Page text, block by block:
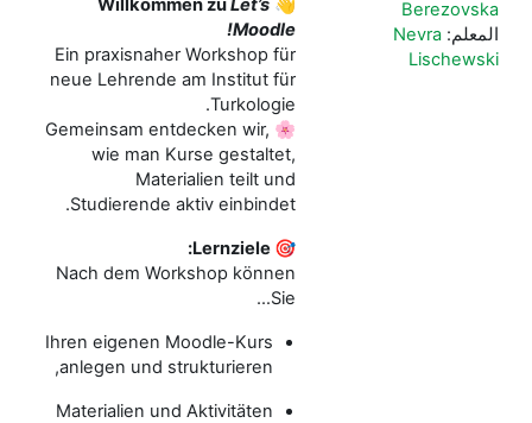
👋
Willkommen zuLet’s
Moodle!
Ein praxisnaher Workshop für
neue Lehrende am Institut für
Turkologie.
🌸 Gemeinsam entdecken wir,
wie man Kurse gestaltet,
Materialien teilt und
Studierende aktiv einbindet.
🎯 Lernziele:
Nach dem Workshop können
Sie…
Ihren eigenen Moodle-Kurs
anlegen und strukturieren,
Materialien und Aktivitäten
Berezovska
المعلم: Nevra
Lischewski